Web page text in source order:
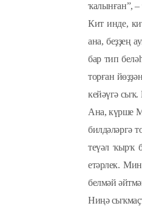
ҡалынған”,
Кит инде,
ана, беҙҙең
бар тип
торған
кейәүгә сыҡ.
Ана, күрше
билдәләргә
теүәл ҡырҡ
етәрлек.
белмәй
Ниңә